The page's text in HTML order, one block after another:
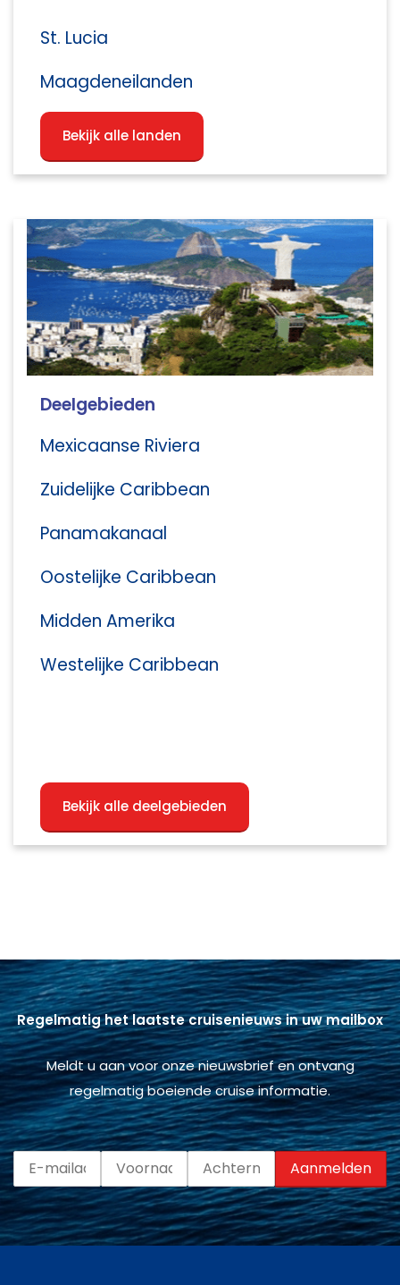
St. Lucia
Maagdeneilanden
Bekijk alle landen
Deelgebieden
Mexicaanse Riviera
Zuidelijke Caribbean
Panamakanaal
Oostelijke Caribbean
Midden Amerika
Westelijke Caribbean
Bekijk alle deelgebieden
Regelmatig het laatste cruisenieuws in uw mailbox
Meldt u aan voor onze nieuwsbrief en ontvang
regelmatig boeiende cruise informatie.